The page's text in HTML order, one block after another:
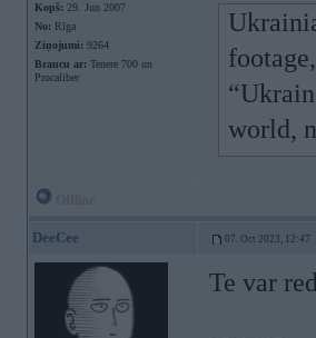
Kopš: 29. Jun 2007
No: Rīga
Ziņojumi: 9264
Braucu ar: Tenere 700 un
Procaliber
world,
DeeCee 07. Oct 2023, 12:47
Te var